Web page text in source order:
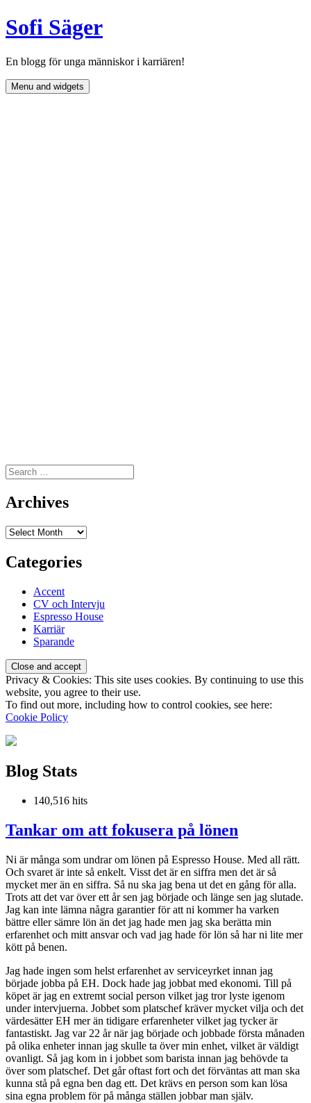
Skip
to
Sofi Säger
En blogg för unga människor i karriären!
Menu and widgets
Search
for:
Archives
Archives
Categories
Accent
CV och Intervju
Espresso House
Karriär
Sparande
Privacy & Cookies: This site uses cookies. By continuing to use this
website, you agree to their use.
To find out more, including how to control cookies, see here:
Cookie Policy
Blog Stats
140,516 hits
Tankar om att fokusera på lönen
Ni är många som undrar om lönen på Espresso House. Med all rätt.
Och svaret är inte så enkelt. Visst det är en siffra men det är så
mycket mer än en siffra. Så nu ska jag bena ut det en gång för alla.
Trots att det var över ett år sen jag började och länge sen jag slutade.
Jag kan inte lämna några garantier för att ni kommer ha varken
bättre eller sämre lön än det jag hade men jag ska berätta min
erfarenhet och mitt ansvar och vad jag hade för lön så har ni lite mer
kött på benen.
Jag hade ingen som helst erfarenhet av serviceyrket innan jag
började jobba på EH. Dock hade jag jobbat med ekonomi. Till på
köpet är jag en extremt social person vilket jag tror lyste igenom
under intervjuerna. Jobbet som platschef kräver mycket vilja och det
värdesätter EH mer än tidigare erfarenheter vilket jag tycker är
fantastiskt. Jag var 22 år när jag började och jobbade första månaden
på olika enheter innan jag skulle ta över min enhet, vilket är väldigt
ovanligt. Så jag kom in i jobbet som barista innan jag behövde ta
över som platschef. Det går oftast fort och det förväntas att man ska
kunna stå på egna ben dag ett. Det krävs en person som kan lösa
sina egna problem för på många ställen jobbar man själv.